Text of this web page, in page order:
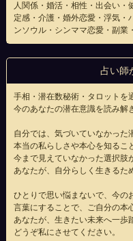
人関係・婚活・相性・出会い
定感・介護・婚外恋愛・浮気・
ンソウル・シンママ恋愛・副業
占い師
手相・潜在数秘術・タロットを
今のあなたの潜在意識を読み解
自分では、気づいていなかった
本当の私らしさや本心を知るこ
今まで見えていなかった選択肢
あなたが、自分らしく生きるた
ひとりで思い悩まないで、今の
言葉にすることで、ご自分の本
あなたが、生きたい未来へ一歩
どうぞ私にさせてください。